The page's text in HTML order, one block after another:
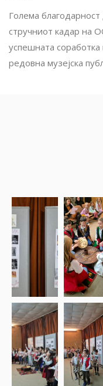
Голема
стручниот кадар на
успешната
редовна музејска